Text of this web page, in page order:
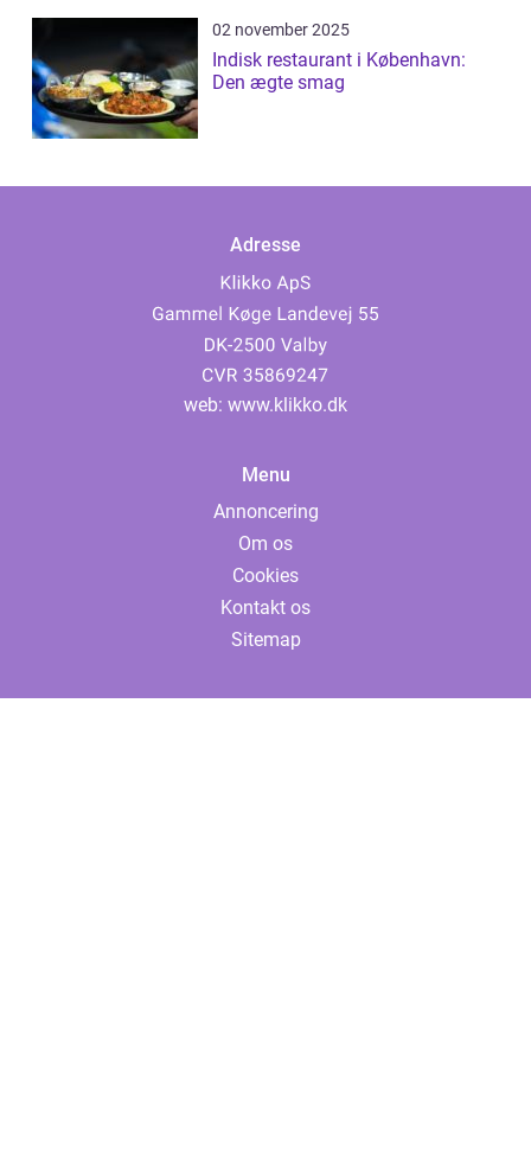
02 november 2025
Indisk restaurant i København:
Den ægte smag
Adresse
web: www.klikko.dk
Menu
Annoncering
Om os
Cookies
Kontakt os
Sitemap